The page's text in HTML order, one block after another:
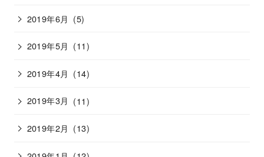
2019年6月 (5)
2019年5月 (11)
2019年4月 (14)
2019年3月 (11)
2019年2月 (13)